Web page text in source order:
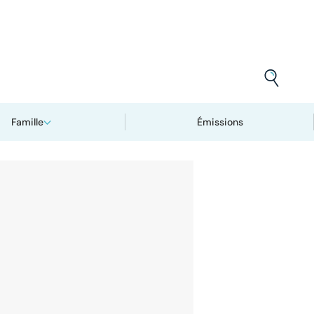
Famille Émissions